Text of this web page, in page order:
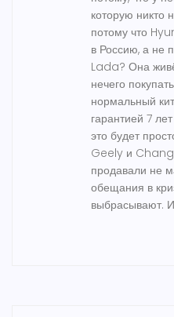
которую никто
потому что
в Россию, а не
Lada? Она
нечего
нормальный
гарантией 7
это будет
Geely и
продавали не
обещания в
выбрасывают.